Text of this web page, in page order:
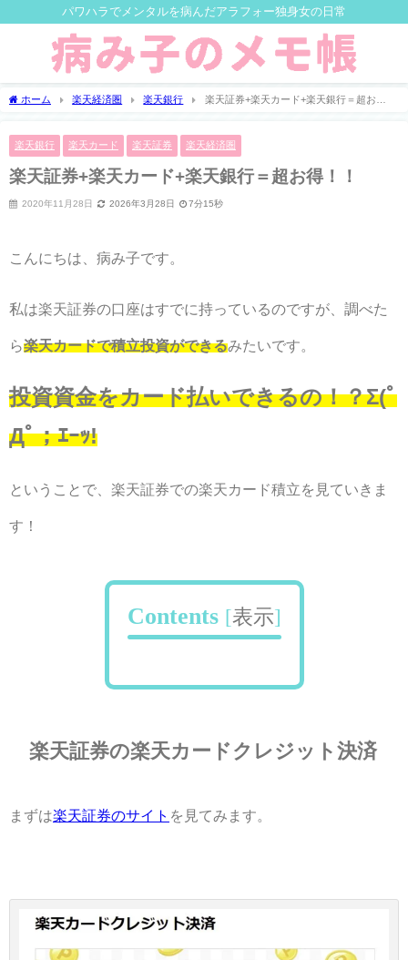
パワハラでメンタルを病んだアラフォー独身女の日常
ホーム 楽天経済圏 楽天銀行
楽天証券+楽天カード+楽天銀行＝超お
楽天銀行 楽天カード 楽天証券 楽天経済圏
楽天証券+楽天カード+楽天銀行＝超お得！！
2020年11月28日 2026年3月28日 7分15秒
こんにちは、病み子です。
私は楽天証券の口座はすでに持っているのですが、調べた
ら楽天カードで積立投資ができるみたいです。
投資資金をカード払いできるの！？Σ(ﾟ
Дﾟ；ｴｰｯ!
ということで、楽天証券での楽天カード積立を見ていきま
す！
Contents [表示]
楽天証券の楽天カードクレジット決済
まずは楽天証券のサイト を見てみます。